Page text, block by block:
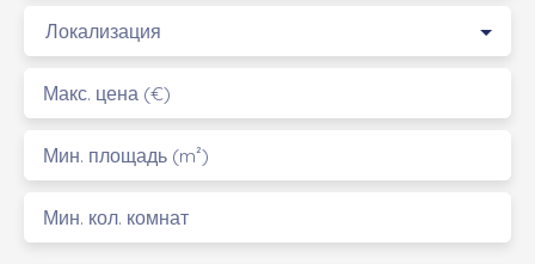
Локализация
Макс. цена (€)
Мин. площадь (m²)
Мин. кол. комнат